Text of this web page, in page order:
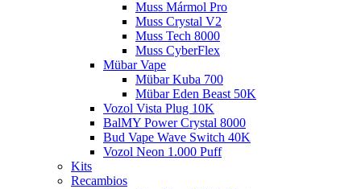
Muss Mármol Pro
Muss Crystal V2
Muss Tech 8000
Muss CyberFlex
Mübar Vape
Mübar Kuba 700
Mübar Eden Beast 50K
Vozol Vista Plug 10K
BalMY Power Crystal 8000
Bud Vape Wave Switch 40K
Vozol Neon 1.000 Puff
Kits
Recambios